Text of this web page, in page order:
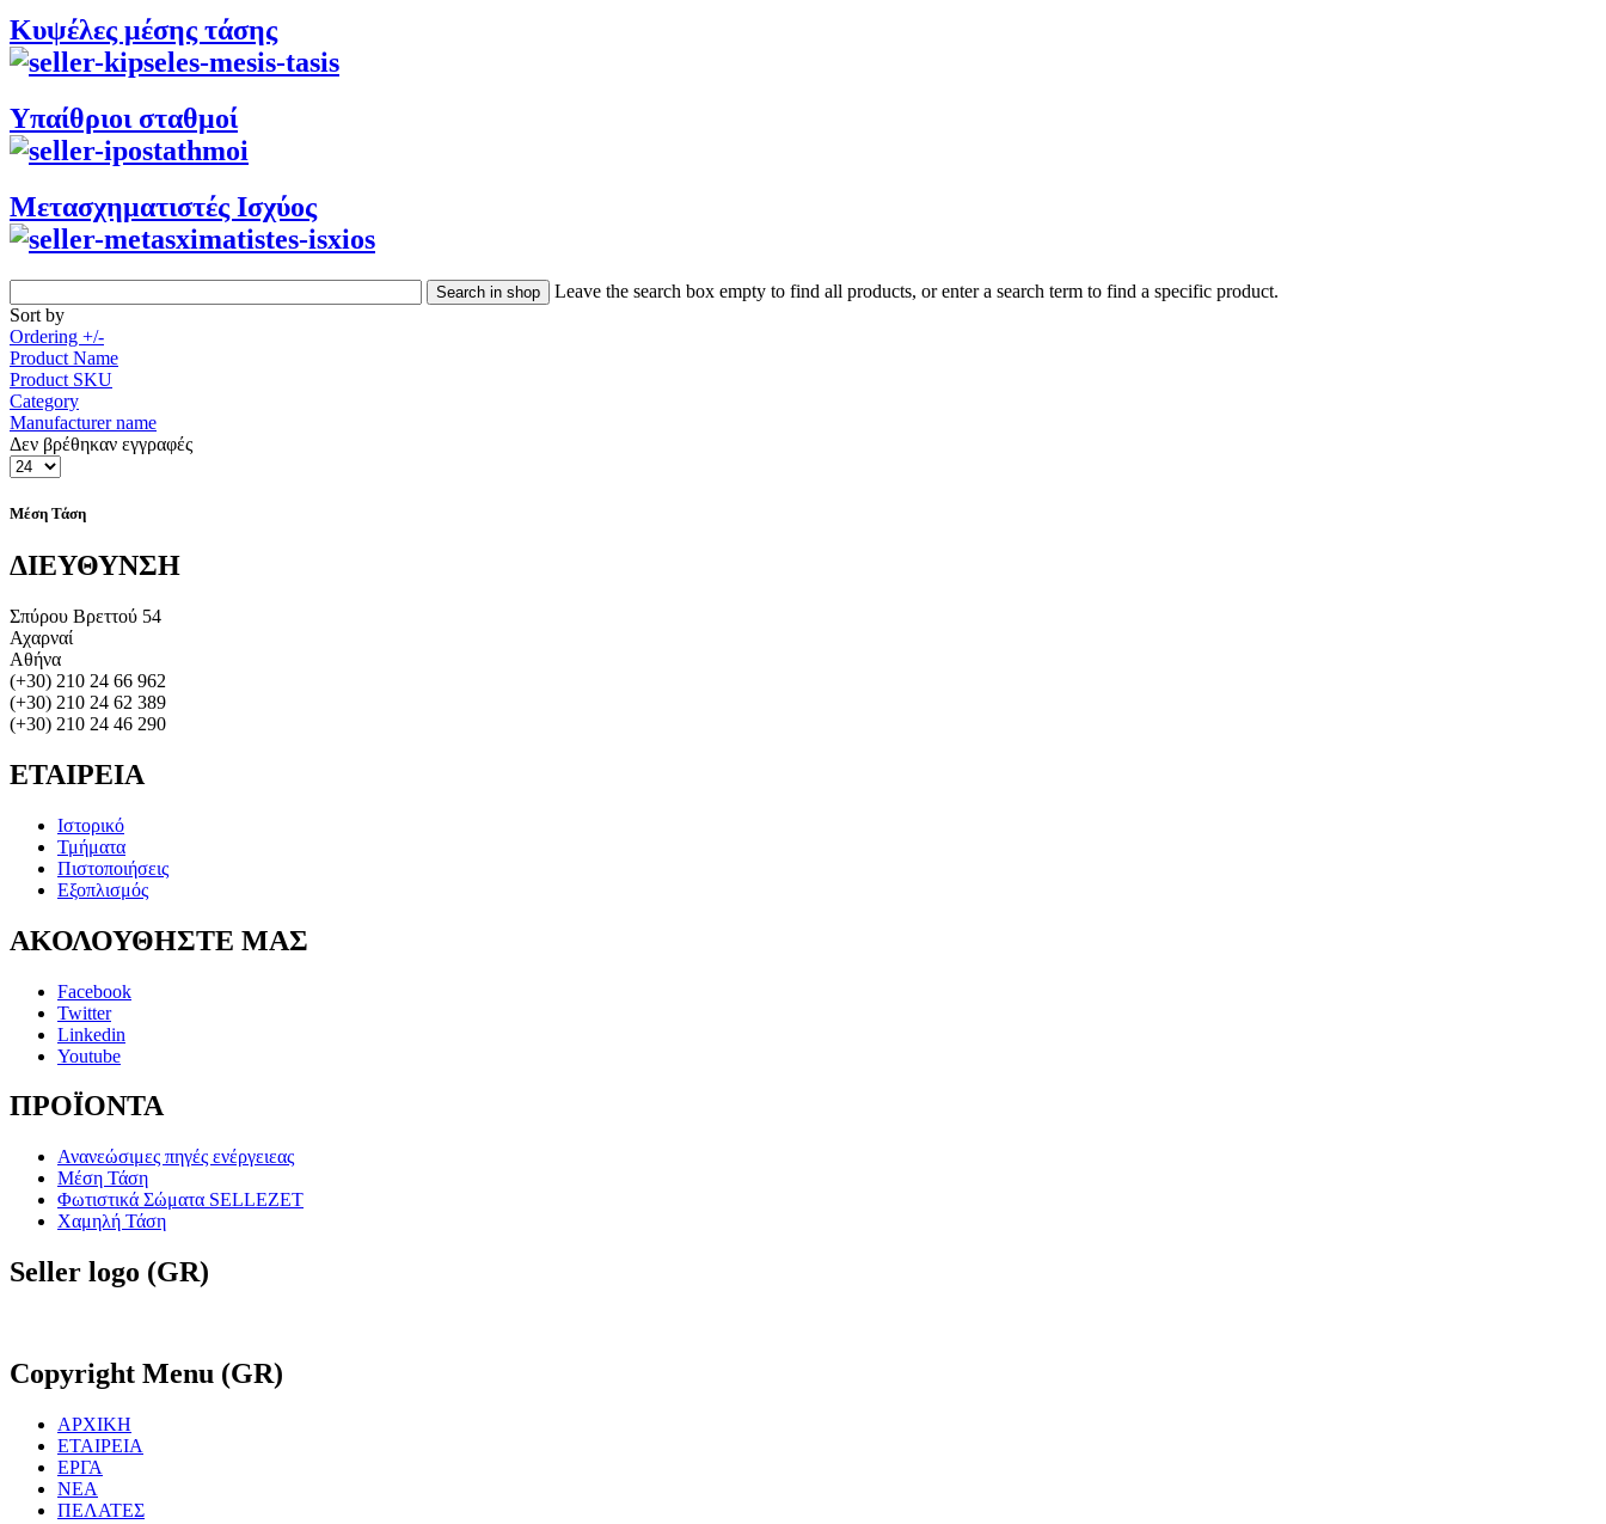
Κυψέλες μέσης τάσης
Υπαίθριοι σταθμοί
Μετασχηματιστές Ισχύος
Leave the search box empty to find all products, or enter a search term to find a specific product.
Sort by
Ordering +/-
Product Name
Product SKU
Category
Manufacturer name
Δεν βρέθηκαν εγγραφές
Μέση Τάση
ΔΙΕΥΘΥΝΣΗ
Σπύρου Βρεττού 54
Αχαρναί
Αθήνα
(+30) 210 24 66 962
(+30) 210 24 62 389
(+30) 210 24 46 290
ΕΤΑΙΡΕΙΑ
Ιστορικό
Τμήματα
Πιστοποιήσεις
Εξοπλισμός
ΑΚΟΛΟΥΘΗΣΤΕ ΜΑΣ
Facebook
Twitter
Linkedin
Youtube
ΠΡΟΪΟΝΤΑ
Ανανεώσιμες πηγές ενέργειεας
Μέση Τάση
Φωτιστικά Σώματα SELLEZET
Χαμηλή Τάση
Seller logo (GR)
Copyright Menu (GR)
ΑΡΧΙΚΗ
ΕΤΑΙΡΕΙΑ
ΕΡΓΑ
ΝΕΑ
ΠΕΛΑΤΕΣ